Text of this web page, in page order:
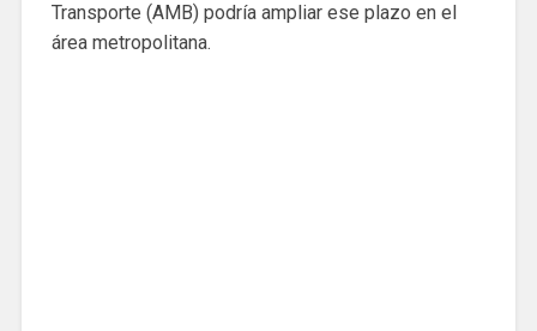
Transporte (AMB) podría ampliar ese plazo en el
área metropolitana.